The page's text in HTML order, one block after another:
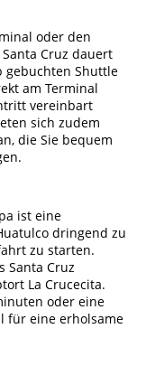
oder den
Cruz dauert
gebuchten Shuttle
am Terminal
vereinbart
sich zudem
die Sie bequem
ist eine
dringend zu
zu starten.
Santa Cruz
La Crucecita.
oder eine
für eine erholsame